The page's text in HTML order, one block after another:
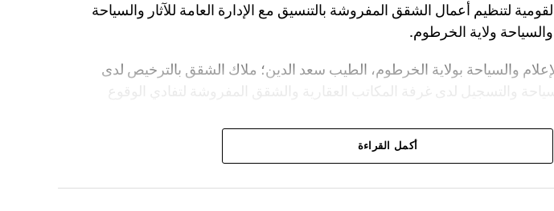
لتنظيم أعمال الشقق المفروشة بالتنسيق مع الإدارة العامة للآثار والسياحة
والسياحة ولاية الخرطوم.
والسياحة بولاية الخرطوم، الطيب سعد الدين؛ ملاك الشقق بالترخيص لدى
والتسجيل لدى غرفة المكاتب العقارية والشقق المفروشة لتفادي الوقوع
أمور الطالبات وحتى الموظفات مراجعة سكنهن في الشقق المفروشة
وإسناد إدارتها للسماسرة أدى للوقوع في هذه المخالفات، مشيراً إلى أن
أكمل القراءة